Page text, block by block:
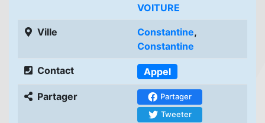
VOITURE
Ville Constantine,
Constantine
Contact Appel
Partager
Partager
Tweeter